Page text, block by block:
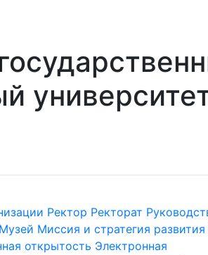
Ректор Ректорат
Музей Миссия и стратегия развития
открытость Электронная